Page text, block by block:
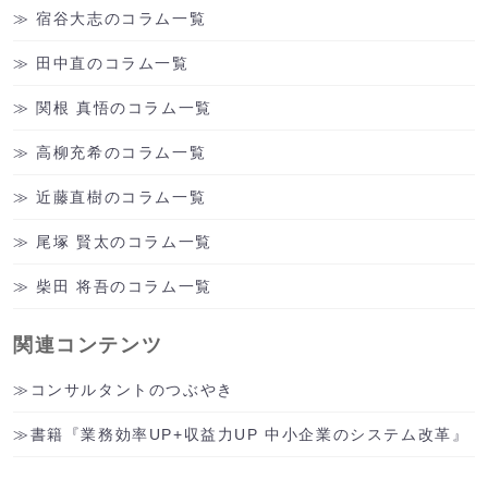
宿谷大志のコラム一覧
田中直のコラム一覧
関根 真悟のコラム一覧
高柳充希のコラム一覧
近藤直樹のコラム一覧
尾塚 賢太のコラム一覧
柴田 将吾のコラム一覧
関連コンテンツ
コンサルタントのつぶやき
書籍『業務効率UP+収益力UP 中小企業のシステム改革』